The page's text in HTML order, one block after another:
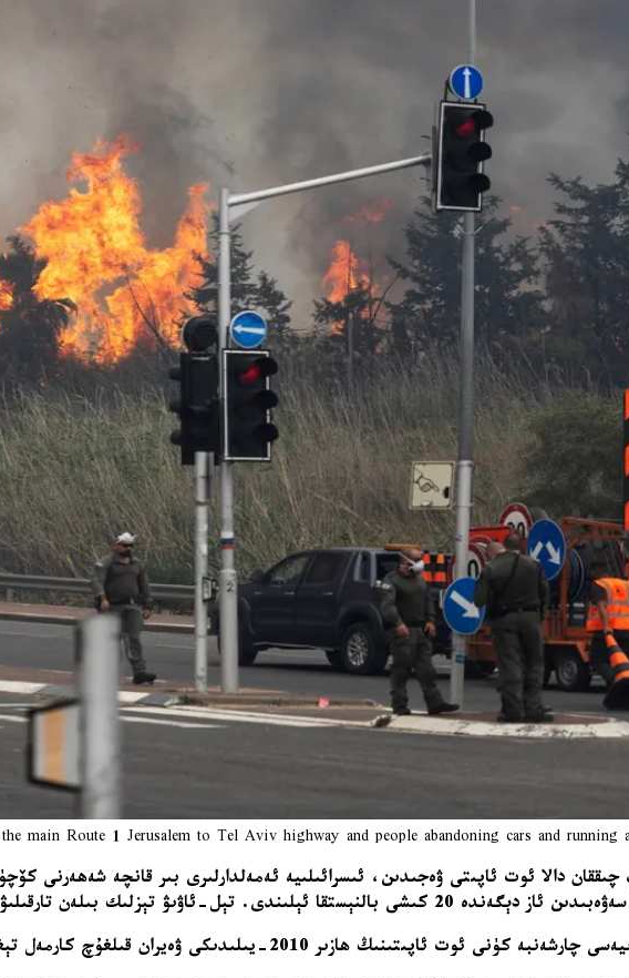
main Route 1 Jerusalem to Tel Aviv highway and people abandoning cars and
چىققان دالا ئوت ئاپىتى ۋەجىدىن، ئىسرائىلىيە ئەمەلدارلىرى بىر قانچە شەھەرنى
يالقۇننى كونترول قىلىش ئۈچۈن خەلقئارالىق ياردەم تەلەپ قىلدى.